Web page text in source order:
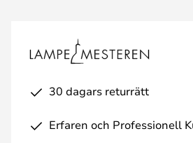
30 dagars returrätt
Erfaren och Professionell